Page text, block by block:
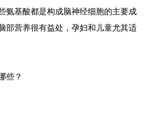
氨基酸都是构成脑神经细胞的主要成
部营养很有益处，孕妇和儿童尤其适
些？